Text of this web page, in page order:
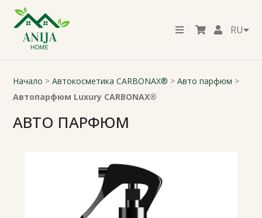
RU
Начало >Автокосметика CARBONAX® >Авто парфюм >
Автопарфюм Luxury CARBONAX®
АВТО ПАРФЮМ